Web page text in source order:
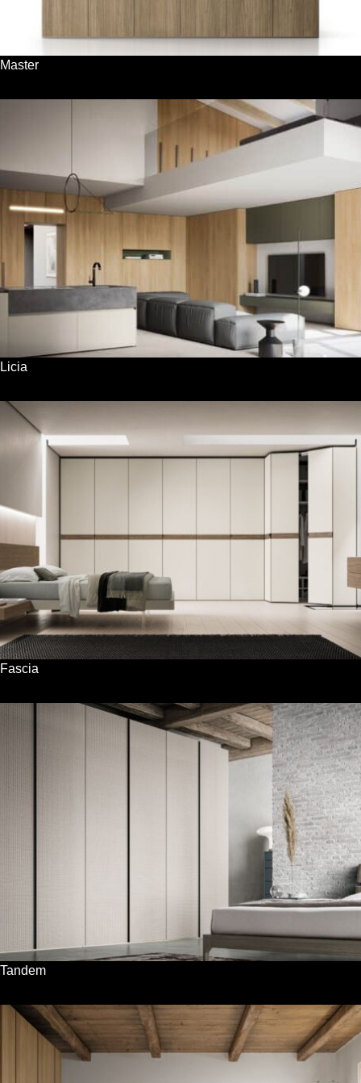
Master
Licia
Fascia
Tandem